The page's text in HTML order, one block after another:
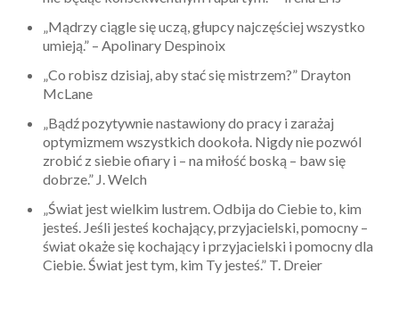
„Mądrzy ciągle się uczą, głupcy najczęściej wszystko
umieją.” – Apolinary Despinoix
„Co robisz dzisiaj, aby stać się mistrzem?” Drayton
McLane
„Bądź pozytywnie nastawiony do pracy i zarażaj
optymizmem wszystkich dookoła. Nigdy nie pozwól
zrobić z siebie ofiary i – na miłość boską – baw się
dobrze.” J. Welch
„Świat jest wielkim lustrem. Odbija do Ciebie to, kim
jesteś. Jeśli jesteś kochający, przyjacielski, pomocny –
świat okaże się kochający i przyjacielski i pomocny dla
Ciebie. Świat jest tym, kim Ty jesteś.” T. Dreier